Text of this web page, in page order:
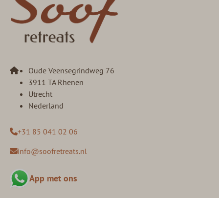
Oude Veensegrindweg 76
3911 TA Rhenen
Utrecht
Nederland
+31 85 041 02 06
info@soofretreats.nl
App met ons